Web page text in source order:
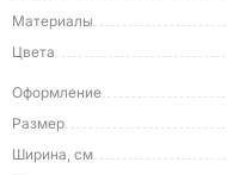
Материалы
Цвета
Оформление
Размер
Ширина, см